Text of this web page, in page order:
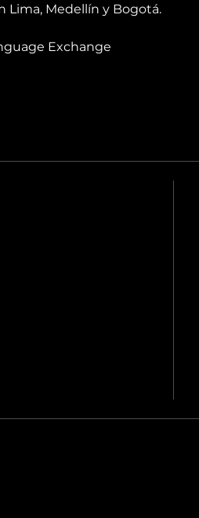
Lima, Medellín y Bogotá.
Exchange